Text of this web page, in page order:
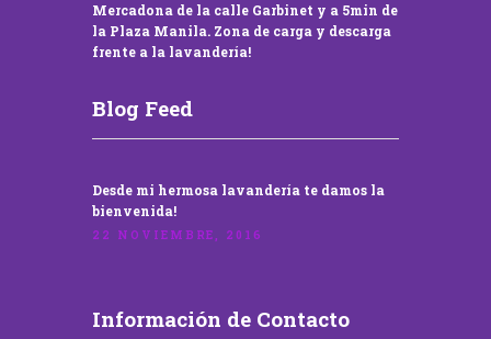
Mercadona de la calle Garbinet y a 5min de
la Plaza Manila. Zona de carga y descarga
frente a la lavandería!
Blog Feed
Desde mi hermosa lavandería te damos la
bienvenida!
22 NOVIEMBRE, 2016
Información de Contacto